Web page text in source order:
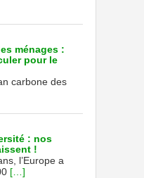
ménages :
pour le
carbone des
: nos
!
l’Europe a
[…]